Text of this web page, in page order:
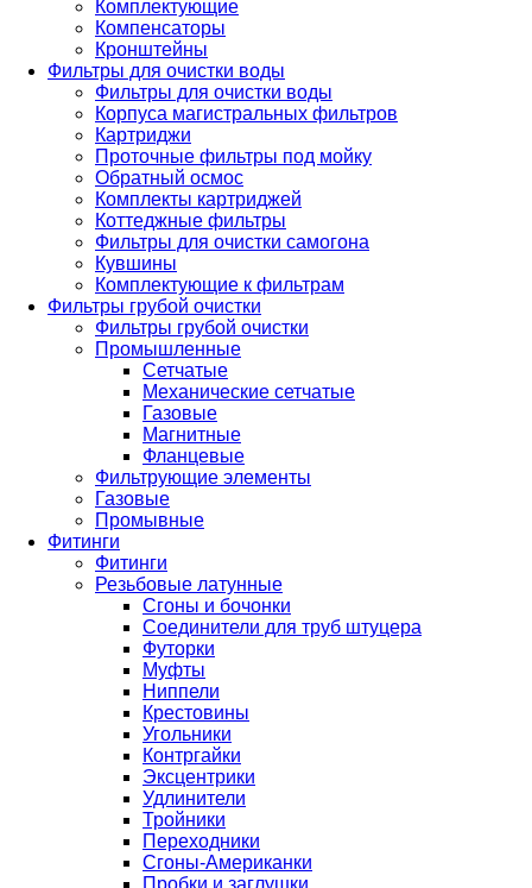
Комплектующие
Компенсаторы
Кронштейны
Фильтры для очистки воды
Фильтры для очистки воды
Корпуса магистральных фильтров
Картриджи
Проточные фильтры под мойку
Обратный осмос
Комплекты картриджей
Коттеджные фильтры
Фильтры для очистки самогона
Кувшины
Комплектующие к фильтрам
Фильтры грубой очистки
Фильтры грубой очистки
Промышленные
Сетчатые
Механические сетчатые
Газовые
Магнитные
Фланцевые
Фильтрующие элементы
Газовые
Промывные
Фитинги
Фитинги
Резьбовые латунные
Сгоны и бочонки
Соединители для труб штуцера
Футорки
Муфты
Ниппели
Крестовины
Угольники
Контргайки
Эксцентрики
Удлинители
Тройники
Переходники
Сгоны-Американки